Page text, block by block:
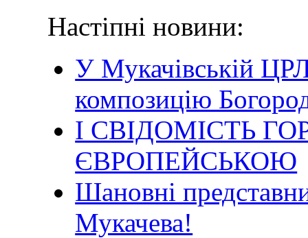
Настіпні новини:
У Мукачівській
композицію
І СВІДОМІСТЬ
ЄВРОПЕЙСЬКОЮ
Шановні
Мукачева!